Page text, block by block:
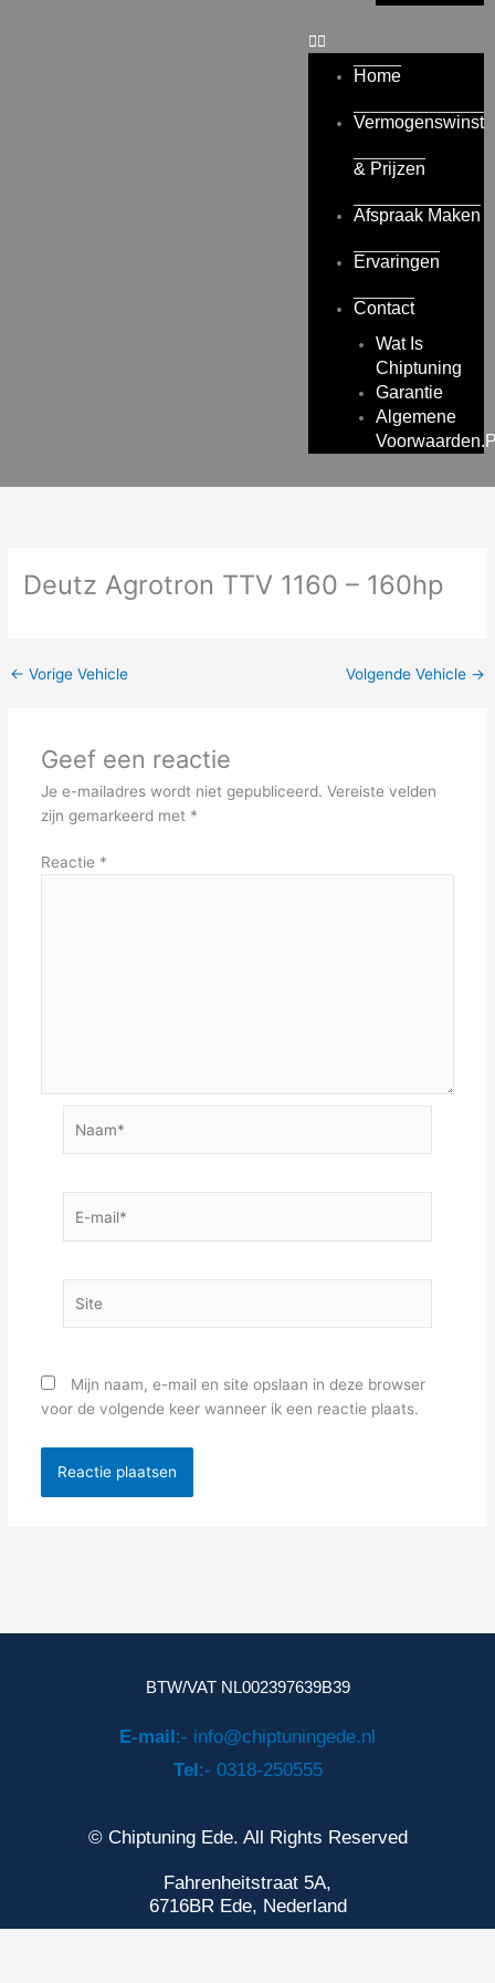
Home
Vermogenswinst
& Prijzen
Afspraak Maken
Ervaringen
Contact
Wat Is
Chiptuning
Garantie
Algemene
Deutz Agrotron TTV 1160 – 160hp
← Vorige Vehicle Volgende Vehicle →
Geef een reactie
Je e-mailadres wordt niet gepubliceerd. Vereiste velden
zijn gemarkeerd met *
Reactie *
mail*
Mijn naam, e-mail en site opslaan in deze browser
voor de volgende keer wanneer ik een reactie plaats.
BTW/VAT NL002397639B39
E-mail :- info@chiptuningede.nl
Tel :- 0318-250555
© Chiptuning Ede. All Rights Reserved
Fahrenheitstraat 5A,
6716BR Ede, Nederland